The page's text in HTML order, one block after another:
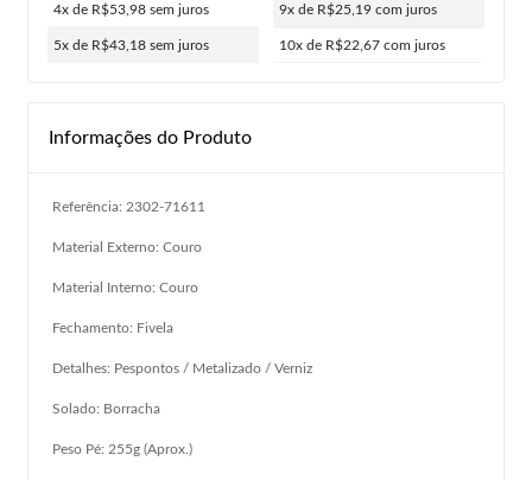
4x de R$53,98 sem juros
5x de R$43,18 sem juros
9x de R$25,19 com juros
10x de R$22,67 com juros
Informações do Produto
Referência: 2302-71611
Material Externo: Couro
Material Interno: Couro
Fechamento: Fivela
Detalhes: Pespontos / Metalizado / Verniz
Solado: Borracha
Peso Pé: 255g (Aprox.)